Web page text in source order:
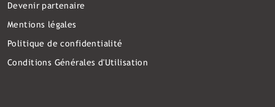
Devenir partenaire
Mentions légales
Politique de confidentialité
Conditions Générales d'Utilisation